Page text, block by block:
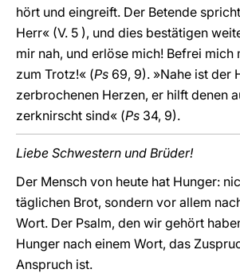
hört und eingreift. Der Betende
Herr« (V. 5 ), und dies bestätigen
mir nah, und erlöse mich! Befrei mich
zum Trotz!« (Ps 69, 9). »Nahe ist der
zerbrochenen Herzen, er hilft denen
zerknirscht sind« (Ps 34, 9).
Liebe Schwestern und Brüder!
Der Mensch von heute hat Hunger:
täglichen Brot, sondern vor allem
Wort. Der Psalm, den wir gehört
Hunger nach einem Wort, das
Anspruch ist.